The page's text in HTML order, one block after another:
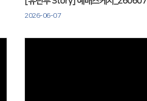
2026-06-07